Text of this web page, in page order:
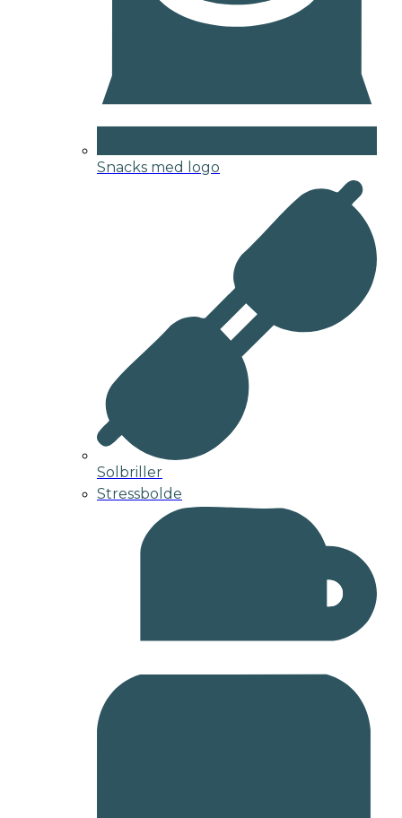
Snacks med logo
Solbriller
Stressbolde